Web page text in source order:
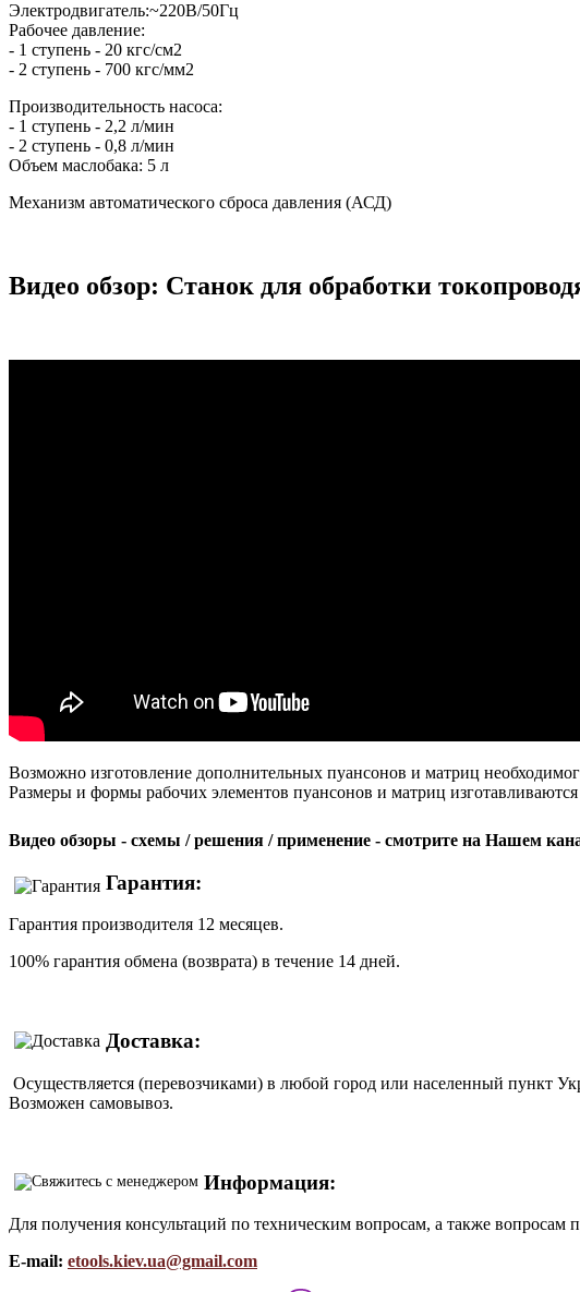
Электродвигатель:~220В/50Гц
Рабочее давление:
- 1 ступень - 20 кгс/см2
- 2 ступень - 700 кгс/мм2
Производительность насоса:
- 1 ступень - 2,2 л/мин
- 2 ступень - 0,8 л/мин
Объем маслобака: 5 л
Механизм автоматического сброса давления (АСД)
Видео обзор: Станок для обработки
Возможно изготовление дополнительных пуансонов и матриц
Размеры и формы рабочих элементов пуансонов и матриц изготавливаются
Видео обзоры - схемы / решения / применение - смотрите на Нашем
Гарантия:
Гарантия производителя 12 месяцев.
100% гарантия обмена (возврата) в течение 14 дней.
Доставка:
Осуществляется (перевозчиками) в любой город или населенный пункт
Возможен самовывоз.
Информация:
Для получения консультаций по техническим вопросам, а также вопросам
E-mail: etools.kiev.ua@gmail.com